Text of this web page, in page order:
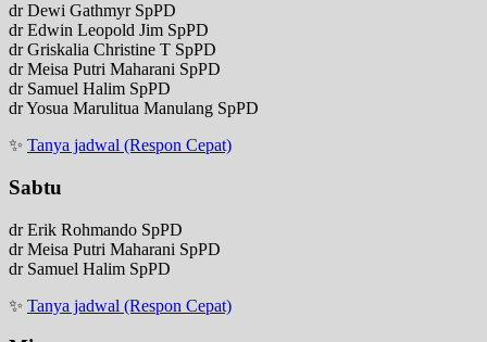
dr Dewi Gathmyr SpPD
dr Edwin Leopold Jim SpPD
dr Griskalia Christine T SpPD
dr Meisa Putri Maharani SpPD
dr Samuel Halim SpPD
dr Yosua Marulitua Manulang SpPD
✨ Tanya jadwal (Respon Cepat)
Sabtu
dr Erik Rohmando SpPD
dr Meisa Putri Maharani SpPD
dr Samuel Halim SpPD
✨ Tanya jadwal (Respon Cepat)